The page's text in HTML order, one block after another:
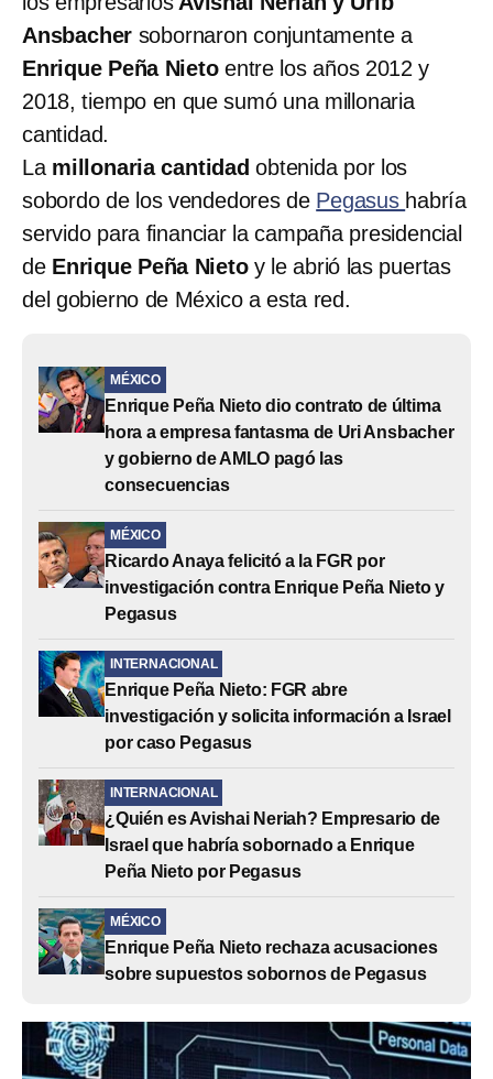
Ansbacher sobornaron conjuntamente a
Enrique Peña Nieto entre los años 2012 y
2018, tiempo en que sumó una millonaria
cantidad.
La millonaria cantidadobtenida por los
sobordo de los vendedores de Pegasus habría
servido para financiar la campaña presidencial
deEnrique Peña Nietoy le abrió las puertas
del gobierno de México a esta red.
MÉXICO
Enrique Peña Nieto dio contrato de última
hora a empresa fantasma de Uri Ansbacher
y gobierno de AMLO pagó las
consecuencias
MÉXICO
Ricardo Anaya felicitó a la FGR por
investigación contra Enrique Peña Nieto y
Pegasus
INTERNACIONAL
Enrique Peña Nieto: FGR abre
investigación y solicita información a Israel
por caso Pegasus
INTERNACIONAL
¿Quién es Avishai Neriah? Empresario de
Israel que habría sobornado a Enrique
Peña Nieto por Pegasus
MÉXICO
Enrique Peña Nieto rechaza acusaciones
sobre supuestos sobornos de Pegasus